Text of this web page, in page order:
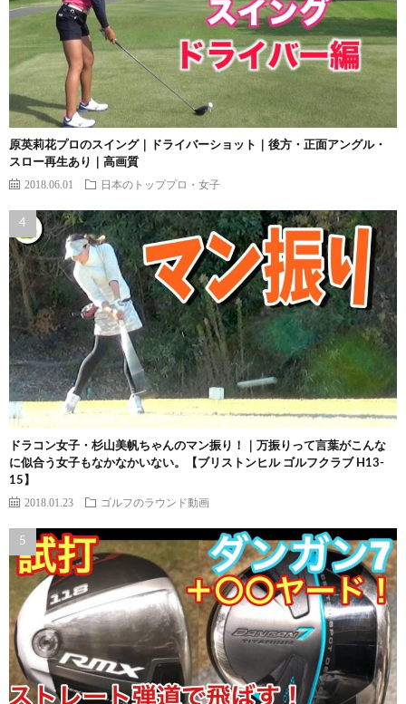
原英莉花プロのスイング｜ドライバーショット｜後方・正面アングル・
スロー再生あり｜高画質
2018.06.01 日本のトッププロ・女子
ドラコン女子・杉山美帆ちゃんのマン振り！｜万振りって言葉がこんな
に似合う女子もなかなかいない。【ブリストンヒル ゴルフクラブ H13-
15】
2018.01.23 ゴルフのラウンド動画